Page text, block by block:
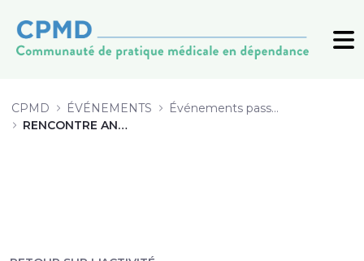
CPMD ÉVÉNEMENTS
Événements passés (archive)
RENCONTRE ANNUELLE 2019